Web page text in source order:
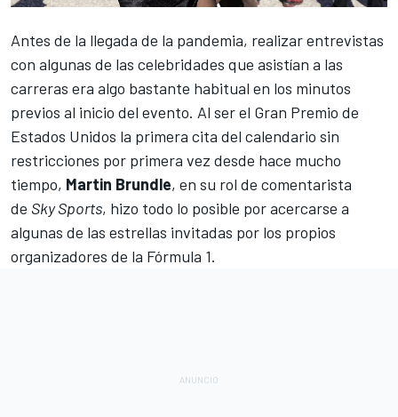
Antes de la llegada de la pandemia, realizar entrevistas
con algunas de las celebridades que asistían a las
carreras era algo bastante habitual en los minutos
previos al inicio del evento. Al ser el Gran Premio de
Estados Unidos la primera cita del calendario sin
restricciones por primera vez desde hace mucho
tiempo, Martin Brundle, en su rol de comentarista
de Sky Sports, hizo todo lo posible por acercarse a
algunas de las estrellas invitadas por los propios
organizadores de la Fórmula 1.